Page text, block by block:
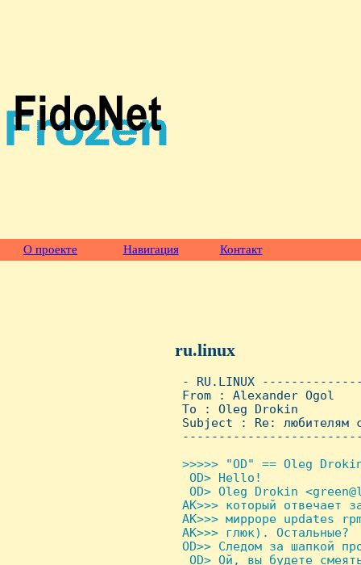
О проекте Навигация Контакт
ru.linux
- RU.LINUX
From : Alexander
To : Oleg Drokin
Subject : Re: любителям
>>>>> "OD" == Oleg
  OD> Hello!
OD> Oleg Drokin
AK>>> который
AK>>> мирроре updates
AK>>> глюк). Остальные?
OD>> Следом за шапкой
OD> Ой, вы будете